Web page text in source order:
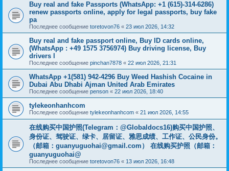
Buy real and fake Passports (WhatsApp: +1 (615)-314-6286)
renew passports online, apply for legal passports, buy fake
pa
Последнее сообщение toretovon76 « 23 июл 2026, 14:32
Buy real and fake passport online, Buy ID cards online,
(WhatsApp : +49 1575 3756974) Buy driving license, Buy
drivers l
Последнее сообщение pinchan7878 « 22 июл 2026, 21:31
WhatsApp +1(581) 942-4296 Buy Weed Hashish Cocaine in
Dubai Abu Dhabi Ajman United Arab Emirates
Последнее сообщение penson « 22 июл 2026, 18:40
tylekeonhanhcom
Последнее сообщение tylekeonhanhcom « 21 июл 2026, 14:55
在线购买中国护照(Telegram：@Globaldocs16)购买中国护照、
身份证、驾驶证、绿卡、居留证、雅思成绩、工作证、公民身份。
（邮箱： guanyuguohai@gmail.com ） 在线购买护照（邮箱：
guanyuguohai@
Последнее сообщение toretovon76 « 13 июл 2026, 16:48